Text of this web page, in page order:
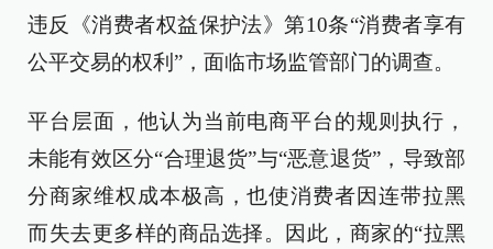
违反《消费者权益保护法》第10条“消费者享有
公平交易的权利”，面临市场监管部门的调查。
平台层面，他认为当前电商平台的规则执行，
未能有效区分“合理退货”与“恶意退货”，导致部
分商家维权成本极高，也使消费者因连带拉黑
而失去更多样的商品选择。因此，商家的“拉黑